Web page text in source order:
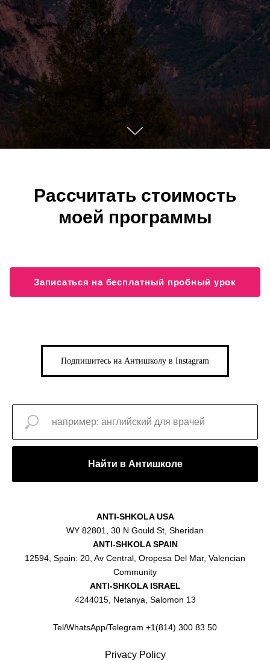
Рассчитать стоимость
моей программы
Записаться на бесплатный пробный урок
Подпишитесь на Антишколу в Instagram
Найти в Антишколе
ANTI-SHKOLA USA
WY 82801, 30 N Gould St, Sheridan
ANTI-SHKOLA SPAIN
12594, Spain: 20, Av Central, Oropesa Del Mar, Valencian
Community
ANTI-SHKOLA ISRAEL
4244015, Netanya, Salomon 13
Tel/WhatsApp/Telegram +1(814) 300 83 50
Privacy Policy